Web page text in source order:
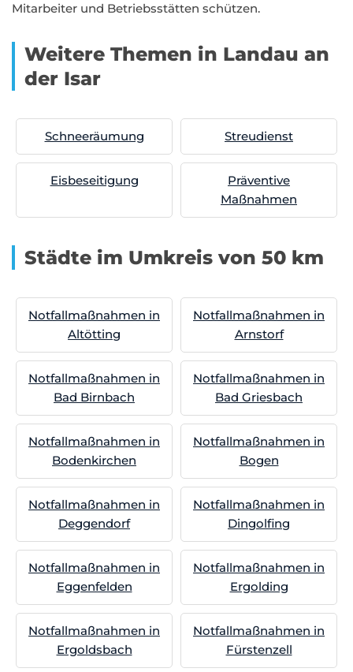
Mitarbeiter und Betriebsstätten schützen.
Weitere Themen in Landau an
der Isar
Schneeräumung Streudienst
Eisbeseitigung
Präventive
Maßnahmen
Städte im Umkreis von 50 km
Notfallmaßnahmen in
Altötting
Notfallmaßnahmen in
Arnstorf
Notfallmaßnahmen in
Bad Birnbach
Notfallmaßnahmen in
Bad Griesbach
Notfallmaßnahmen in
Bodenkirchen
Notfallmaßnahmen in
Bogen
Notfallmaßnahmen in
Deggendorf
Notfallmaßnahmen in
Dingolfing
Notfallmaßnahmen in
Eggenfelden
Notfallmaßnahmen in
Ergolding
Notfallmaßnahmen in
Ergoldsbach
Notfallmaßnahmen in
Fürstenzell